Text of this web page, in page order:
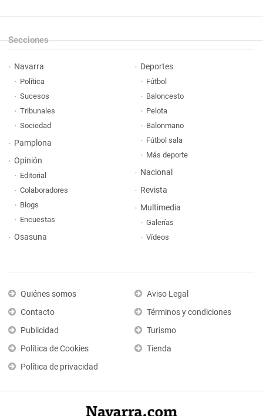
Secciones
Navarra
Política
Sucesos
Tribunales
Sociedad
Pamplona
Opinión
Editorial
Colaboradores
Blogs
Encuestas
Osasuna
Deportes
Fútbol
Baloncesto
Pelota
Balonmano
Fútbol sala
Más deporte
Nacional
Revista
Multimedia
Galerías
Vídeos
Quiénes somos
Contacto
Publicidad
Política de Cookies
Política de privacidad
Aviso Legal
Términos y condiciones
Turismo
Tienda